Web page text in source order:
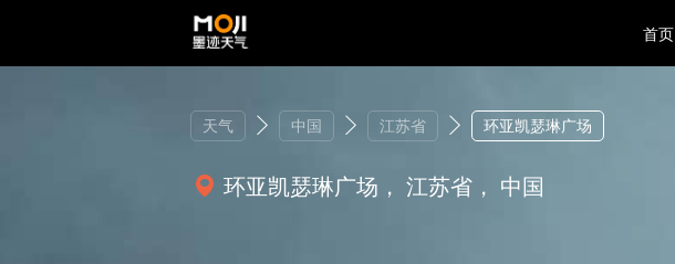
首页
天气 中国 江苏省 环亚凯瑟琳广场
环亚凯瑟琳广场， 江苏省， 中国